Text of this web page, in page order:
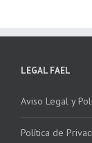
LEGAL FAEL
Aviso Legal y
Política de